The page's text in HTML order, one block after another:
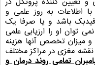
به روز علمی و
باشد و یا صرفا یک
توان او را ارزیابی علمی
و میزان تخصص آنها هزینه
مغزی در مراکز مختلف
تمامی روند درمان و